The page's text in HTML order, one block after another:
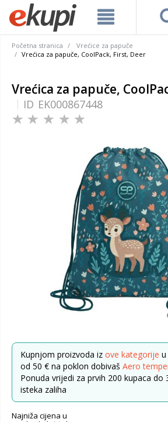
Početna stranica
Vrećice za papuče
Vrećica za papuče, CoolPack, First, Deer
Vrećica za papuče,
ID EK000867448
Kupnjom proizvoda iz ove kategorije
od 50 € na poklon dobivaš Aero
Ponuda vrijedi za prvih 200 kupaca do
isteka zaliha
Najniža cijena u